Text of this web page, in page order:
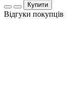
Купити
Відгуки покупців